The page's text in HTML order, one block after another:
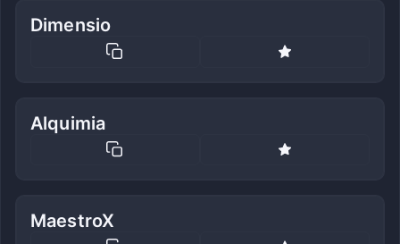
Dimensio
Alquimia
MaestroX